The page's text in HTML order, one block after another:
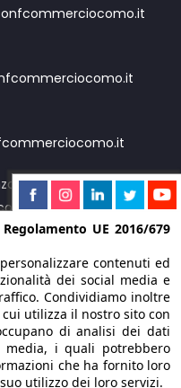
12/C
Intelvi
UE 2016/679
contenuti ed
dei social media e
Condividiamo inoltre
utilizza il nostro sito con
di analisi dei dati
i quali potrebbero
che ha fornito loro
utilizzo dei loro servizi.